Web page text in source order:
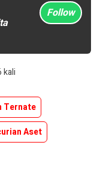
Follow
kali
Ternate
Aset